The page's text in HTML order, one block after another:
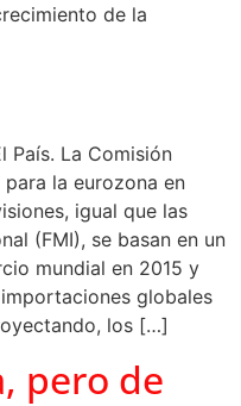
de la
País. La Comisión
la eurozona en
igual que las
(FMI), se basan en un
mundial en 2015 y
globales
los […]
pero de